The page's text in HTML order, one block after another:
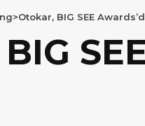
BIG SEE